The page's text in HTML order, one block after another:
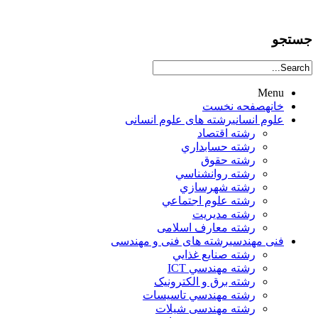
جستجو
Menu
خانهصفحه نخست
علوم انسانيرشته های علوم انسانی
رشته اقتصاد
رشته حسابداري
رشته حقوق
رشته روانشناسي
رشته شهرسازي
رشته علوم اجتماعي
رشته مديريت
رشته معارف اسلامی
فنی مهندسیرشته های فنی و مهندسی
رشته صنايع غذايي
رشته مهندسي ICT
رشته برق و الکترونيک
رشته مهندسي تاسيسات
رشته مهندسی شیلات